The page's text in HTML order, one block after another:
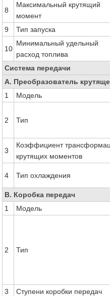
8
Максимальный крутящий
момент
9 Тип запуска
10
Минимальный удельный
расход топлива
Система передачи
A. Преобразователь
1
Модель
2 Тип
3
Коэффициент
крутящих моментов
4 Тип охлаждения
B. Коробка передач
1
Модель
2 Тип
3
Ступени коробки передач